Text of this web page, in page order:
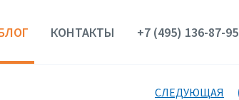
КОНТАКТЫ +7 (495) 136-87-95
СЛЕДУЮЩАЯ